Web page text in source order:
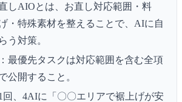
しAIOとは、お直し対応範囲・料
・特殊素材を整えることで、AIに自
う対策。
：最優先タスクは対応範囲を含む全項
公開すること。
回、4AIに「〇〇エリアで裾上げが安